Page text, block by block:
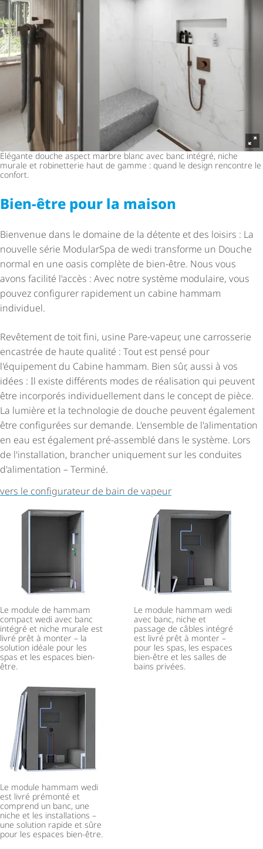
Élégante douche aspect marbre blanc avec banc intégré, niche
murale et robinetterie haut de gamme : quand le design rencontre le
confort.
Bien-être pour la maison
Bienvenue dans le domaine de la détente et des loisirs : La
nouvelle série ModularSpa de wedi transforme un Douche
normal en une oasis complète de bien-être. Nous vous
avons facilité l'accès : Avec notre système modulaire, vous
pouvez configurer rapidement un cabine hammam
individuel.
Revêtement de toit fini, usine Pare-vapeur, une carrosserie
encastrée de haute qualité : Tout est pensé pour
l'équipement du Cabine hammam. Bien sûr, aussi à vos
idées : Il existe différents modes de réalisation qui peuvent
être incorporés indi­vi­duel­le­ment dans le concept de pièce.
La lumière et la technologie de douche peuvent également
être configurées sur demande. L'ensemble de l'alimentation
en eau est également pré-assemblé dans le système. Lors
de l'installation, brancher uniquement sur les conduites
d'alimentation – Terminé.
vers le configurateur de bain de vapeur
Le module de hammam
compact wedi avec banc
intégré et niche murale est
livré prêt à monter – la
solution idéale pour les
spas et les espaces bien-
être.
Le module hammam wedi
avec banc, niche et
passage de câbles intégré
est livré prêt à monter –
pour les spas, les espaces
bien-être et les salles de
bains privées.
Le module hammam wedi
est livré prémonté et
comprend un banc, une
niche et les installations –
une solution rapide et sûre
pour les espaces bien-être.